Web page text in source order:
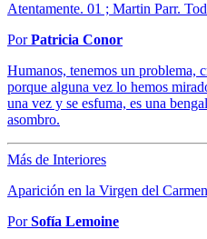
Atentamente. 01 ; Martin Parr.
PorPatricia Conor
Humanos, tenemos un problema,
porque alguna vez lo hemos
una vez y se esfuma, es una
asombro.
Más de Interiores
Aparición en la Virgen del
PorSofía Lemoine